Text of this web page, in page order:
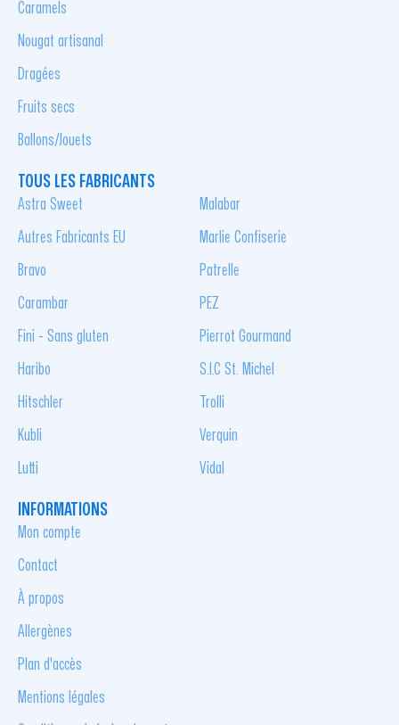
Caramels
Nougat artisanal
Dragées
Fruits secs
Ballons/Jouets
TOUS LES FABRICANTS
Astra Sweet
Autres Fabricants EU
Bravo
Carambar
Fini - Sans gluten
Haribo
Hitschler
Kubli
Lutti
Malabar
Marlie Confiserie
Patrelle
PEZ
Pierrot Gourmand
S.I.C St. Michel
Trolli
Verquin
Vidal
INFORMATIONS
Mon compte
Contact
À propos
Allergènes
Plan d'accès
Mentions légales